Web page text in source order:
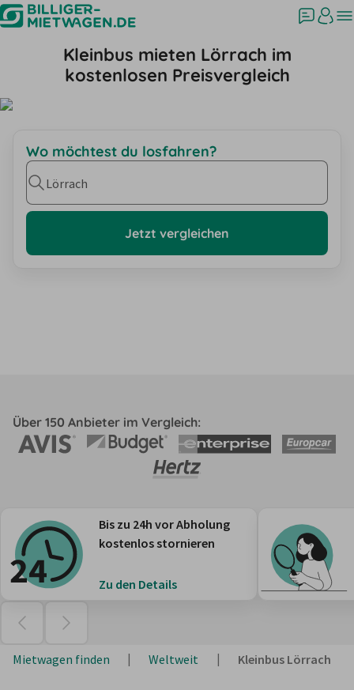
Kleinbus mieten Lörrach im
kostenlosen Preisvergleich
Wo möchtest du losfahren?
Lörrach
Jetzt vergleichen
Über 150 Anbieter im Vergleich:
Bis zu 24h vor Abholung
kostenlos stornieren
Zu den Details
Mietwagen finden Weltweit Kleinbus Lörrach